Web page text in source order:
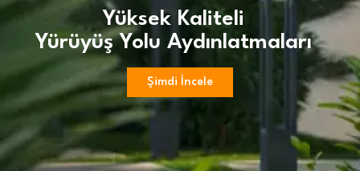
Yüksek Kaliteli
Yürüyüş Yolu Aydınlatmaları
Şimdi İncele